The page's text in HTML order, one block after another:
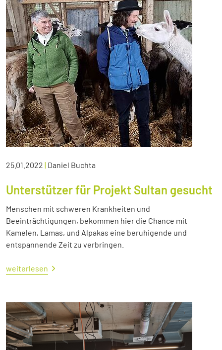
25.01.2022 | Daniel Buchta
Unterstützer für Projekt Sultan gesucht
Menschen mit schweren Krankheiten und
Beeinträchtigungen, bekommen hier die Chance mit
Kamelen, Lamas, und Alpakas eine beruhigende und
entspannende Zeit zu verbringen.
weiterlesen